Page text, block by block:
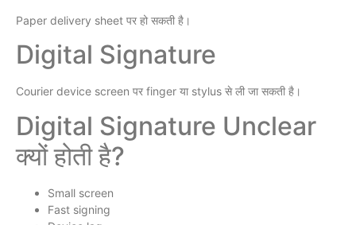
Paper delivery sheet पर हो सकती है।
Digital Signature
Courier device screen पर finger या stylus से ली जा सकती है।
Digital Signature Unclear
क्यों होती है?
Small screen
Fast signing